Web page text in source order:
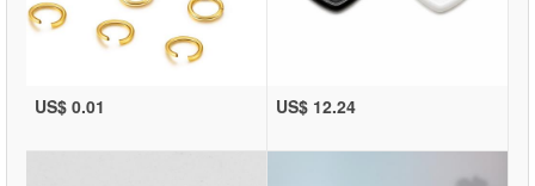
US$ 0.01 US$ 12.24